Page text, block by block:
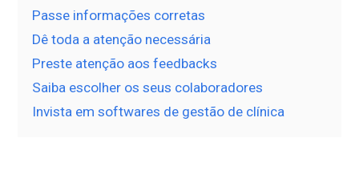
Passe informações corretas
Dê toda a atenção necessária
Preste atenção aos feedbacks
Saiba escolher os seus colaboradores
Invista em softwares de gestão de clínica